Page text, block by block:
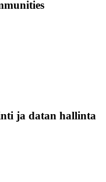
ja datan hallinta